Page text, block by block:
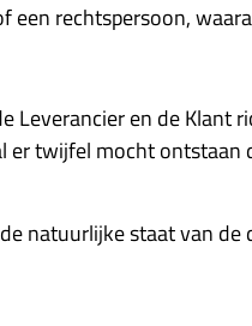
een rechtspersoon,
Leverancier en de Klant
er twijfel mocht
natuurlijke staat van